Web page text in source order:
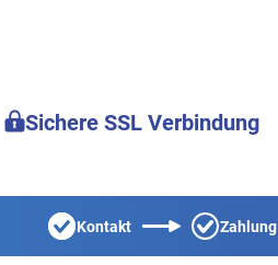
Sichere SSL Verbindung
Kontakt Zahlung